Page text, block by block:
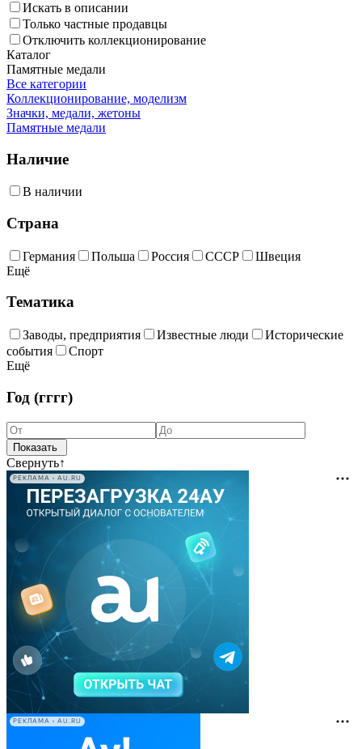
Искать в описании
Только частные продавцы
Отключить коллекционирование
Каталог
Памятные медали
Все категории
Коллекционирование, моделизм
Значки, медали, жетоны
Памятные медали
Наличие
В наличии
Страна
Германия Польша Россия СССР
Швеция
Ещё
Тематика
Заводы, предприятия Известные люди
Исторические
события
Спорт
Ещё
Год (гггг)
Свернуть↑
РЕКЛАМА • AU.RU
РЕКЛАМА • AU.RU